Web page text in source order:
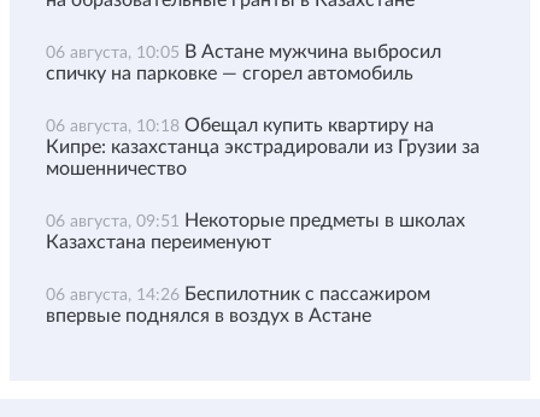
06 августа, 10:05 В Астане мужчина выбросил
спичку на парковке — сгорел автомобиль
06 августа, 10:18 Обещал купить квартиру на
Кипре: казахстанца экстрадировали из Грузии за
мошенничество
06 августа, 09:51 Некоторые предметы в школах
Казахстана переименуют
06 августа, 14:26 Беспилотник с пассажиром
впервые поднялся в воздух в Астане